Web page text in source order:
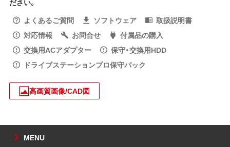
ださい。
よくあるご質問
ソフトウェア
取扱説明書
対応情報
お問合せ
付属品の購入
交換用ACアダプター
保守・交換用HDD
ドライブステーションプロ保守パック
高画質画像/CAD図
MENU